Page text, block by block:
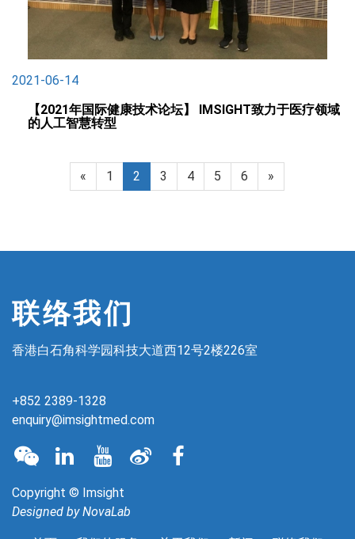
2021-06-14
【2021年国际健康技术论坛】 IMSIGHT致力于医疗领域
的人工智慧转型
« 1 2 3 4 5 6 »
联络我们
香港白石角科学园科技大道西12号2楼226室
+852 2389-1328
enquiry@imsightmed.com
Copyright © Imsight
Designed byNovaLab